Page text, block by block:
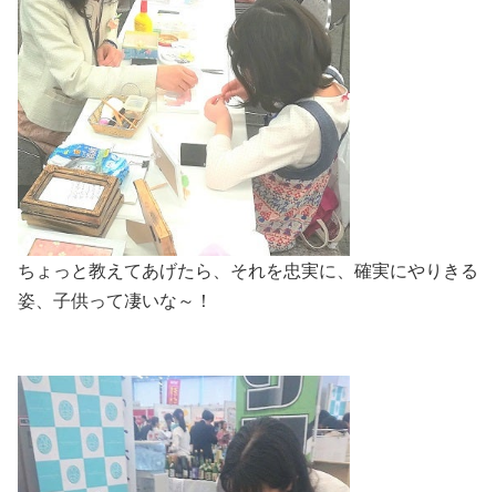
ちょっと教えてあげたら、それを忠実に、確実にやりきる
姿、子供って凄いな～！